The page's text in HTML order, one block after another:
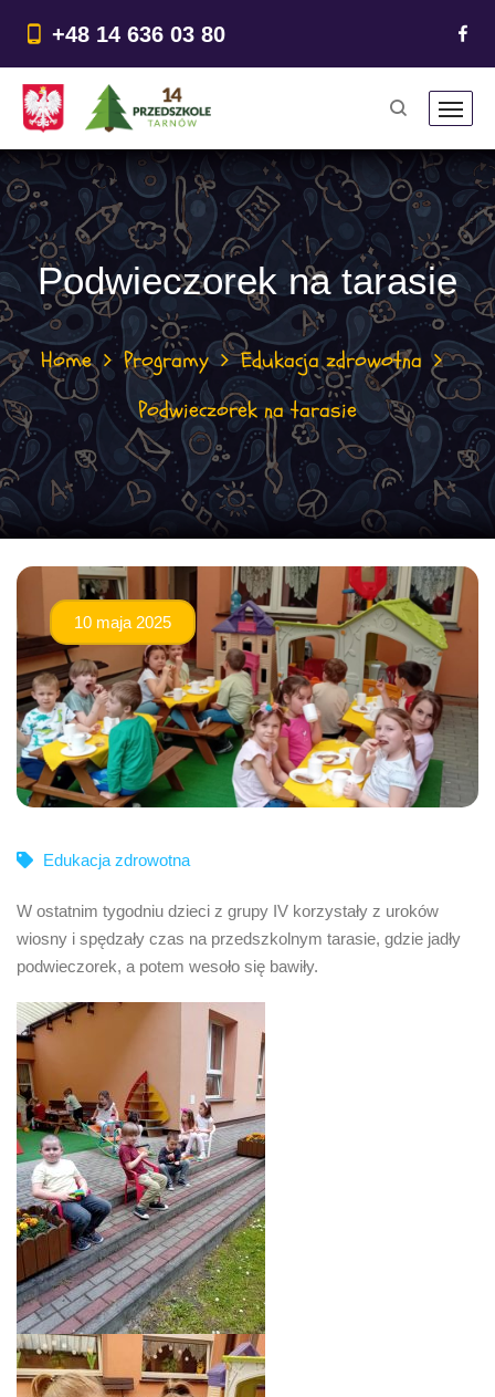
treści
+48 14 636 03 80
Podwieczorek na tarasie
Home Programy
Edukacja zdrowotna
Podwieczorek na tarasie
10 maja 2025
Edukacja zdrowotna
W ostatnim tygodniu dzieci z grupy IV korzystały z uroków
wiosny i spędzały czas na przedszkolnym tarasie, gdzie jadły
podwieczorek, a potem wesoło się bawiły.